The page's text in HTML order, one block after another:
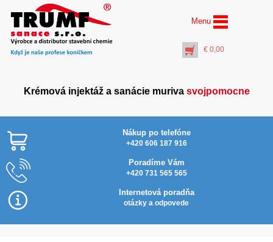
Menu
€ 0,00
Krémová injektáž a sanácie muriva svojpomocne
Nákup po telefóne
+420 606 187 916
Poradíme Vám
+420 731 565 565
Internetová poradňa
otázky a odpovede
AquaStop Cream®
Inject Activator (10 l)
€61,00